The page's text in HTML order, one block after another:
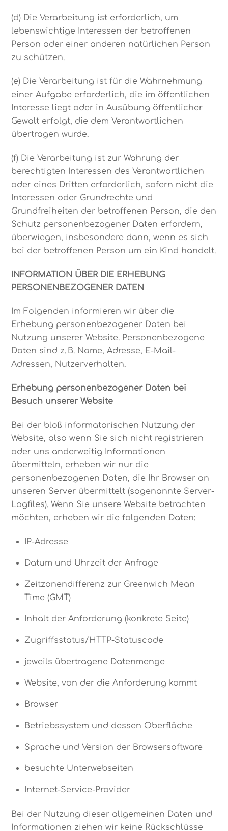
(d) Die Verarbeitung ist erforderlich, um
lebenswichtige Interessen der betroffenen
Person oder einer anderen natürlichen Person
zu schützen.
(e) Die Verarbeitung ist für die Wahrnehmung
einer Aufgabe erforderlich, die im öffentlichen
Interesse liegt oder in Ausübung öffentlicher
Gewalt erfolgt, die dem Verantwortlichen
übertragen wurde.
(f) Die Verarbeitung ist zur Wahrung der
berechtigten Interessen des Verantwortlichen
oder eines Dritten erforderlich, sofern nicht die
Interessen oder Grundrechte und
Grundfreiheiten der betroffenen Person, die den
Schutz personenbezogener Daten erfordern,
überwiegen, insbesondere dann, wenn es sich
bei der betroffenen Person um ein Kind handelt.
INFORMATION ÜBER DIE ERHEBUNG
PERSONENBEZOGENER DATEN
Im Folgenden informieren wir über die
Erhebung personenbezogener Daten bei
Nutzung unserer Website. Personenbezogene
Daten sind z. B. Name, Adresse, E-Mail-
Adressen, Nutzerverhalten.
Erhebung personenbezogener Daten bei
Besuch unserer Website
Bei der bloß informatorischen Nutzung der
Website, also wenn Sie sich nicht registrieren
oder uns anderweitig Informationen
übermitteln, erheben wir nur die
personenbezogenen Daten, die Ihr Browser an
unseren Server übermittelt (sogenannte Server-
Logfiles). Wenn Sie unsere Website betrachten
möchten, erheben wir die folgenden Daten:
IP-Adresse
Datum und Uhrzeit der Anfrage
Zeitzonendifferenz zur Greenwich Mean
Time (GMT)
Inhalt der Anforderung (konkrete Seite)
Zugriffsstatus/HTTP-Statuscode
jeweils übertragene Datenmenge
Website, von der die Anforderung kommt
Browser
Betriebssystem und dessen Oberfläche
Sprache und Version der Browsersoftware
besuchte Unterwebseiten
Internet-Service-Provider
Bei der Nutzung dieser allgemeinen Daten und
Informationen ziehen wir keine Rückschlüsse